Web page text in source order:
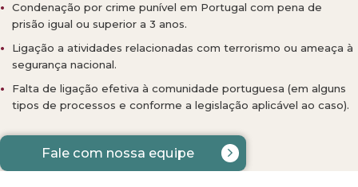
Condenação por crime punível em Portugal com pena de
prisão igual ou superior a 3 anos.
Ligação a atividades relacionadas com terrorismo ou ameaça à
segurança nacional.
Falta de ligação efetiva à comunidade portuguesa (em alguns
tipos de processos e conforme a legislação aplicável ao caso).
Fale com nossa equipe